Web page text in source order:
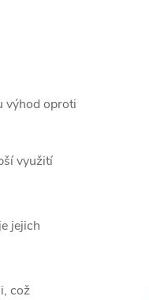
výhod oproti
využití
jejich
což